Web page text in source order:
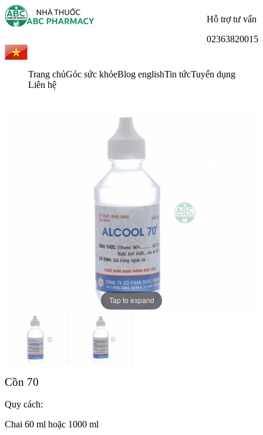
Hỗ trợ tư vấn
02363820015
Trang chủGóc sức khỏeBlog englishTin tứcTuyển dụng
Liên hệ
Tap to expand
Cồn 70
Quy cách:
Chai 60 ml hoặc 1000 ml